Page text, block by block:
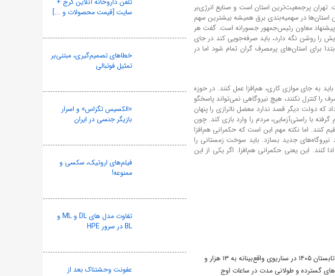
پرجمعیت‌ترین استان است و صنایع انرژی‌بر
در سهمیه‌بندی برق همیشه بیشترین سهم
معاون رئیس‌جمهور جسورانه است. گفت هر
را روشن نگه دارد، باید صرفه‌جویی کند در جای
برای استان‌های پرمصرف گران تمام شود اما در
به جای موازی کاری، هم‌افزا عمل کنند. در حوزه
را کنترل نکنند، هیچ نیروگاهی نمی‌تواند پاسخگو
دولت دیگر قصد ندارد معضل ناترازی را پنهان
با راستی‌آزمایی، مردم را وارد بازی کند. چون
بحرانی است، شاید سراغ بخاری برقی نروند یا کولر را روی ۲۴ درجه تنظیم کنند. اما نکته مهم این است که حکمرانی هم‌افزا
جدید بسازد. باید سوخت زمستانی را
این یعنی حکمرانی هم‌افزا. اگر یکی از این
مرکز پژوهش‌های مجلس شورای اسلامی در گزارشی هشداردهنده اعلام کرد که شکاف ناترازی برق در تابستان ۱۴۰۵ در سناریوی واقع‌بینانه به ۱۳ هزار و
رقم به معنای خاموشی‌های گسترده و طولانی مدت در ساعات اوج
سایت [قیمت محصولات و ...]
خطاهای تصمیم‌گیری، مبتنی‌بر
تمثیل فوتبالی
«الکسیس تگزاس» و اسرار
بازیگر جنسی در ایران
فیلم‌های اروتیک، سکسی و
ممنوعه!
تفاوت مدل های DL و ML و
BL در سرور HPE
عفونت وحشتناک بعد از